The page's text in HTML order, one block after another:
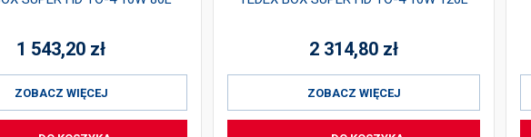
1 543,20 zł
ZOBACZ WIĘCEJ
2 314,80 zł
ZOBACZ WIĘCEJ